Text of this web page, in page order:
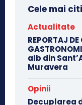
Cele mai
Actualitate
REPORTAJ
alb din
Muravera
Opinii
Decuplarea